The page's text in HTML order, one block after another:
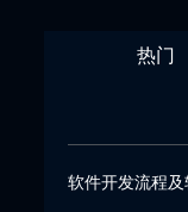
热门
软件开发流程